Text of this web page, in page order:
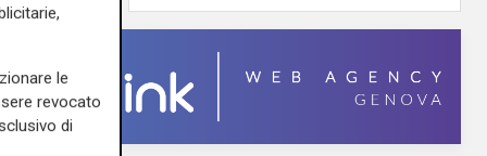
le
revocato
di